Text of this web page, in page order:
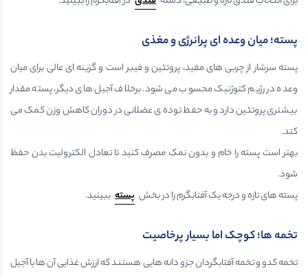
پسته؛ میان وعده ای پرانرژی و مغذی
پسته سرشار از چربی های مفید، پروتئین و فیبر است و گزینه ای عالی برای میان
وعده در رژیم کتوژنیک محسوب می شود. برخلاف آجیل های دیگر، پسته مقدار
بیشتری پروتئین دارد و به حفظ توده ی عضلانی در دوران کاهش وزن کمک می
کند.
بهتر است پسته را خام و بدون نمک مصرف کنید تا تعادل الکترولیت بدن حفظ
شود.
پسته های تازه و درجه یک آفتابگرم را در بخش پسته ببینید.
تخمه ها؛ کوچک اما بسیار پرخاصیت
تخمه کدو و تخمه آفتابگردان جزو دانه هایی هستند که ارزش غذایی آن ها با آجیل